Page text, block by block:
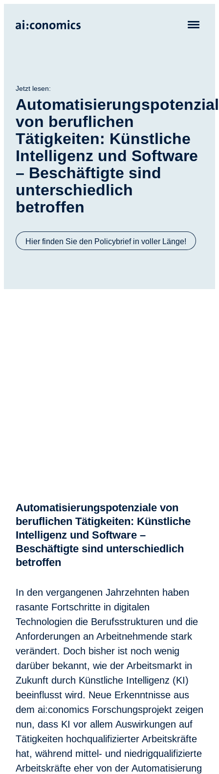
Jetzt lesen:
von beruflichen
Tätigkeiten: Künstliche
Intelligenz und Software
– Beschäftigte sind
unterschiedlich
betroffen
Hier finden Sie den Policybrief in voller Länge!
Automatisierungspotenziale von
beruflichen Tätigkeiten: Künstliche
Intelligenz und Software –
Beschäftigte sind unterschiedlich
betroffen
In den vergangenen Jahrzehnten haben
rasante Fortschritte in digitalen
Technologien die Berufsstrukturen und die
Anforderungen an Arbeitnehmende stark
verändert. Doch bisher ist noch wenig
darüber bekannt, wie der Arbeitsmarkt in
Zukunft durch Künstliche Intelligenz (KI)
beeinflusst wird. Neue Erkenntnisse aus
dem ai:conomics Forschungsprojekt zeigen
nun, dass KI vor allem Auswirkungen auf
Tätigkeiten hochqualifizierter Arbeitskräfte
hat, während mittel- und niedrigqualifizierte
Arbeitskräfte eher von der Automatisierung